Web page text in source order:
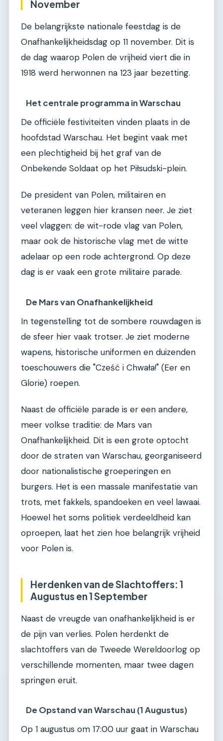
November
De belangrijkste nationale feestdag is de
Onafhankelijkheidsdag op 11 november. Dit is
de dag waarop Polen de vrijheid viert die in
1918 werd herwonnen na 123 jaar bezetting.
Het centrale programma in Warschau
De officiële festiviteiten vinden plaats in de
hoofdstad Warschau. Het begint vaak met
een plechtigheid bij het graf van de
Onbekende Soldaat op het Piłsudski-plein.
De president van Polen, militairen en
veteranen leggen hier kransen neer. Je ziet
veel vlaggen: de wit-rode vlag van Polen,
maar ook de historische vlag met de witte
adelaar op een rode achtergrond. Op deze
dag is er vaak een grote militaire parade.
De Mars van Onafhankelijkheid
In tegenstelling tot de sombere rouwdagen is
de sfeer hier vaak trotser. Je ziet moderne
wapens, historische uniformen en duizenden
toeschouwers die "Cześć i Chwała!" (Eer en
Glorie) roepen.
Naast de officiële parade is er een andere,
meer volkse traditie: de Mars van
Onafhankelijkheid. Dit is een grote optocht
door de straten van Warschau, georganiseerd
door nationalistische groeperingen en
burgers. Het is een massale manifestatie van
trots, met fakkels, spandoeken en veel lawaai.
Hoewel het soms politiek verdeeldheid kan
oproepen, laat het zien hoe belangrijk vrijheid
voor Polen is.
Herdenken van de Slachtoffers: 1
Augustus en 1 September
Naast de vreugde van onafhankelijkheid is er
de pijn van verlies. Polen herdenkt de
slachtoffers van de Tweede Wereldoorlog op
verschillende momenten, maar twee dagen
springen eruit.
De Opstand van Warschau (1 Augustus)
Op 1 augustus om 17:00 uur gaat in Warschau